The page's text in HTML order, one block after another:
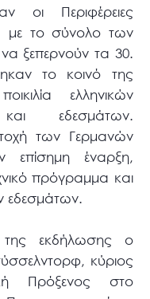
οι Περιφέρειες
με το σύνολο των
ξεπερνούν τα 30.
το κοινό της
ελληνικών
εδεσμάτων.
των Γερμανών
επίσημη έναρξη,
πρόγραμμα και
εδεσμάτων.
της εκδήλωσης ο
κύριος
Πρόξενος στο